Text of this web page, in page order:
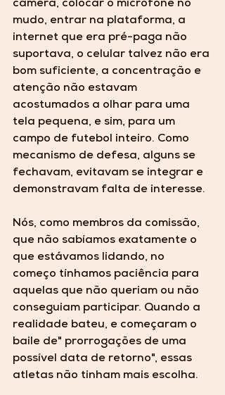
câmera, colocar o microfone no
mudo, entrar na plataforma, a
internet que era pré-paga não
suportava, o celular talvez não era
bom suficiente, a concentração e
atenção não estavam
acostumados a olhar para uma
tela pequena, e sim, para um
campo de futebol inteiro. Como
mecanismo de defesa, alguns se
fechavam, evitavam se integrar e
demonstravam falta de interesse.
Nós, como membros da comissão,
que não sabíamos exatamente o
que estávamos lidando, no
começo tínhamos paciência para
aquelas que não queriam ou não
conseguiam participar. Quando a
realidade bateu, e começaram o
baile de" prorrogações de uma
possível data de retorno", essas
atletas não tinham mais escolha.